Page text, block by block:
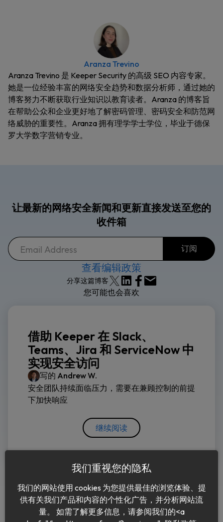
Aranza Trevino
Aranza Trevino 是 Keeper Security 的高级 SEO 内容专家。
她是一位经验丰富的网络安全趋势和数据分析师，通过她的
博客努力不断获取行业知识以教育读者。Aranza 的博客旨
在帮助公众和企业更好地了解密码管理、密码安全和防范网
络威胁的重要性。Aranza 拥有理学学士学位，毕业于德保
罗大学数字营销专业。
让最新的网络安全新闻和更新直接发送至您的
收件箱
查看编辑政策
分享这篇博客
您可能也会喜欢
借助 Keeper 在 Slack、
Teams、Jira 和 ServiceNow 中
实现安全访问
写的 Andrew W.
安全团队持续面临压力，需要在兼顾控制的前提
下加快响应
继续阅读
我们重视您的隐私
我们的网站使用 cookies 为您提供最佳的浏览体验、提
供有关我们产品和内容的个性化广告，并分析网站流
量。 如需了解更多信息，请参阅我们的<a